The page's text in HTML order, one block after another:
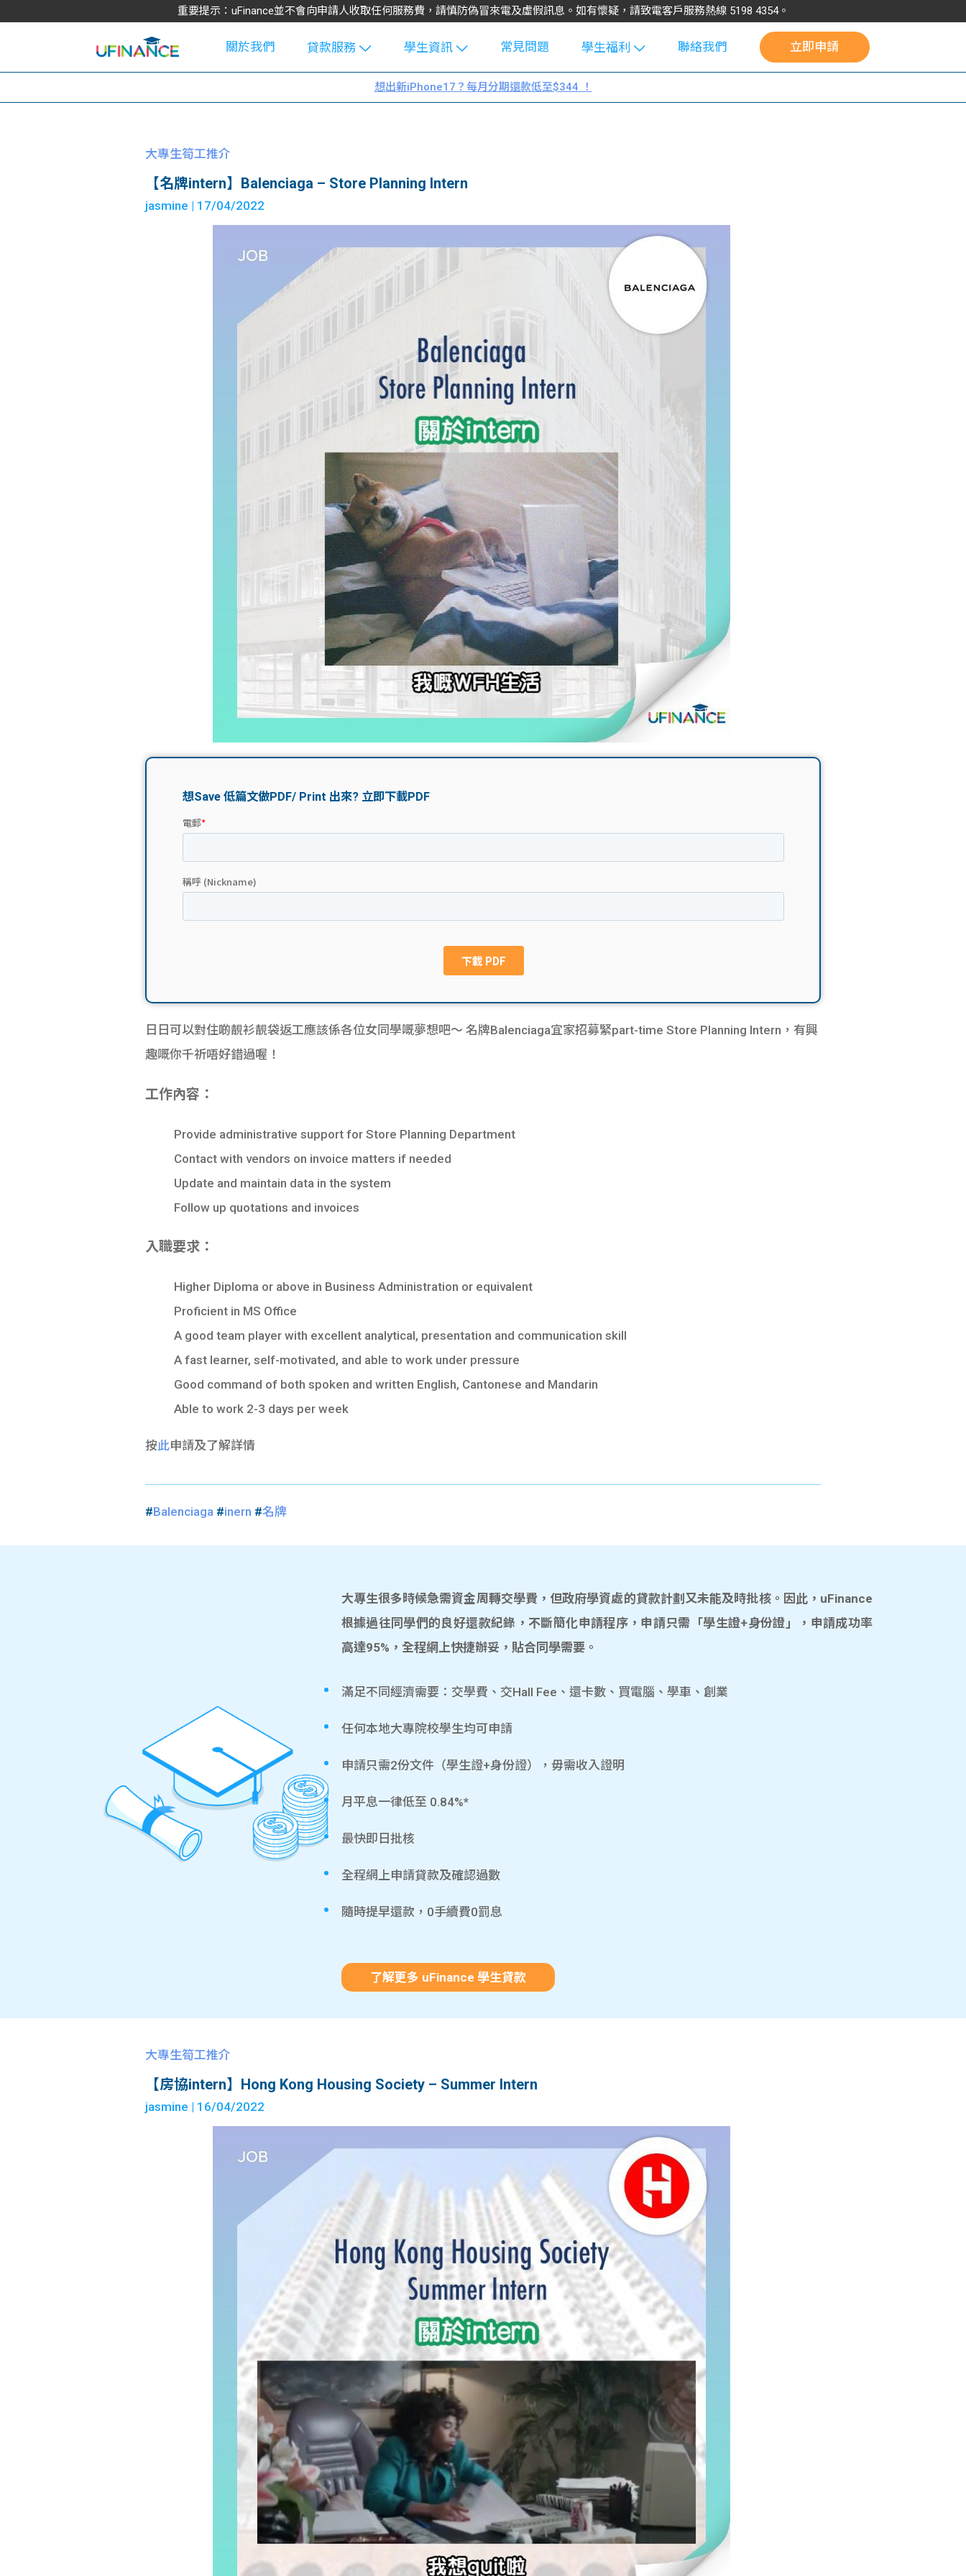
重要提示：uFinance並不會向申請人收取任何服務費，請慎防偽冒來電及虛假訊息。如有懷疑，請致電客戶服務熱線 5198 4354。
關於我們
貸款服務
學生貸款
大學生學費
機
貸款計數
學生資訊
Blog
大專生筍
Exchang
Guide
Guide
101
常見問題
學生福利
uFinance 校
園贊助
聯絡我們 立即申請
想出新iPhone17？每月分期還款低至$344 ！
大專生筍工推介
【名牌intern】Balenciaga – Store Planning Intern
jasmine | 17/04/2022
日日可以對住啲靚衫靚袋返工應該係各位女同學嘅夢想吧～ 名牌Balenciaga宜家招募緊part-time Store Planning Intern，有興
趣嘅你千祈唔好錯過喔！
工作內容：
Provide administrative support for Store Planning Department
Contact with vendors on invoice matters if needed
Update and maintain data in the system
Follow up quotations and invoices
入職要求：
Higher Diploma or above in Business Administration or equivalent
Proficient in MS Office
A good team player with excellent analytical, presentation and communication skill
A fast learner, self-motivated, and able to work under pressure
Good command of both spoken and written English, Cantonese and Mandarin
Able to work 2-3 days per week
按此申請及了解詳情
#Balenciaga #inern #名牌
大專生很多時候急需資金周轉交學費，但政府學資處的貸款計劃又未能及時批核。因此，uFinance
根據過往同學們的良好還款紀錄，不斷簡化申請程序，申請只需「學生證+身份證」，申請成功率
高達95%，全程網上快捷辦妥，貼合同學需要。
滿足不同經濟需要：交學費、交Hall Fee、還卡數、買電腦、學車、創業
任何本地大專院校學生均可申請
申請只需2份文件（學生證+身份證），毋需收入證明
月平息一律低至 0.84%*
最快即日批核
全程網上申請貸款及確認過數
隨時提早還款，0手續費0罰息
了解更多 uFinance 學生貸款
大專生筍工推介
【房協intern】Hong Kong Housing Society – Summer Intern
jasmine | 16/04/2022